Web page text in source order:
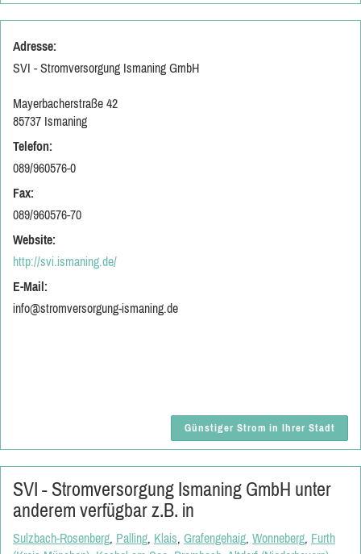
Adresse:
SVI - Stromversorgung Ismaning GmbH
Mayerbacherstraße 42
85737 Ismaning
Telefon:
089/960576-0
Fax:
089/960576-70
Website:
http://svi.ismaning.de/
E-Mail:
info@stromversorgung-ismaning.de
Günstiger Strom in Ihrer Stadt
SVI - Stromversorgung Ismaning GmbH unter
anderem verfügbar z.B. in
Sulzbach-Rosenberg, Palling, Klais, Grafengehaig, Wonneberg, Furth